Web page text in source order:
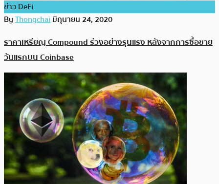
ข่าว DeFi
ByThongchaiมิถุนายน 24, 2020
ราคาเหรียญ Compound ร่วงอย่างรุนแรง หลังจากการซื้อขาย
วันแรกบน Coinbase